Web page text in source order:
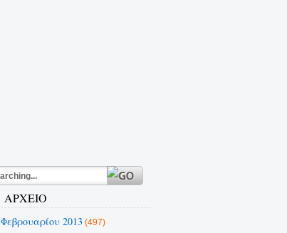
ΑΡΧΕΙΟ
Φεβρουαρίου 2013 (497)